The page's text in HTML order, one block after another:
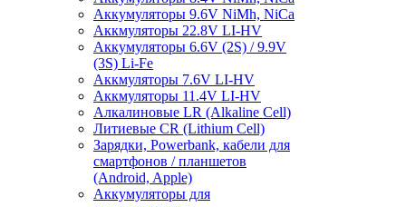
Аккумуляторы 9.6V NiMh, NiCa
Аккмуляторы 22.8V LI-HV
Аккумуляторы 6.6V (2S) / 9.9V
(3S) Li-Fe
Аккмуляторы 7.6V LI-HV
Аккмуляторы 11.4V LI-HV
Алкалиновые LR (Alkaline Cell)
Литиевые CR (Lithium Сell)
Зарядки, Powerbank, кабели для
смартфонов / планшетов
(Android, Apple)
Аккумуляторы для